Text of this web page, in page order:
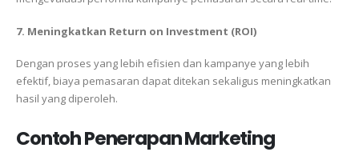
7. Meningkatkan Return on Investment (ROI)
Dengan proses yang lebih efisien dan kampanye yang lebih
efektif, biaya pemasaran dapat ditekan sekaligus meningkatkan
hasil yang diperoleh.
Contoh Penerapan Marketing